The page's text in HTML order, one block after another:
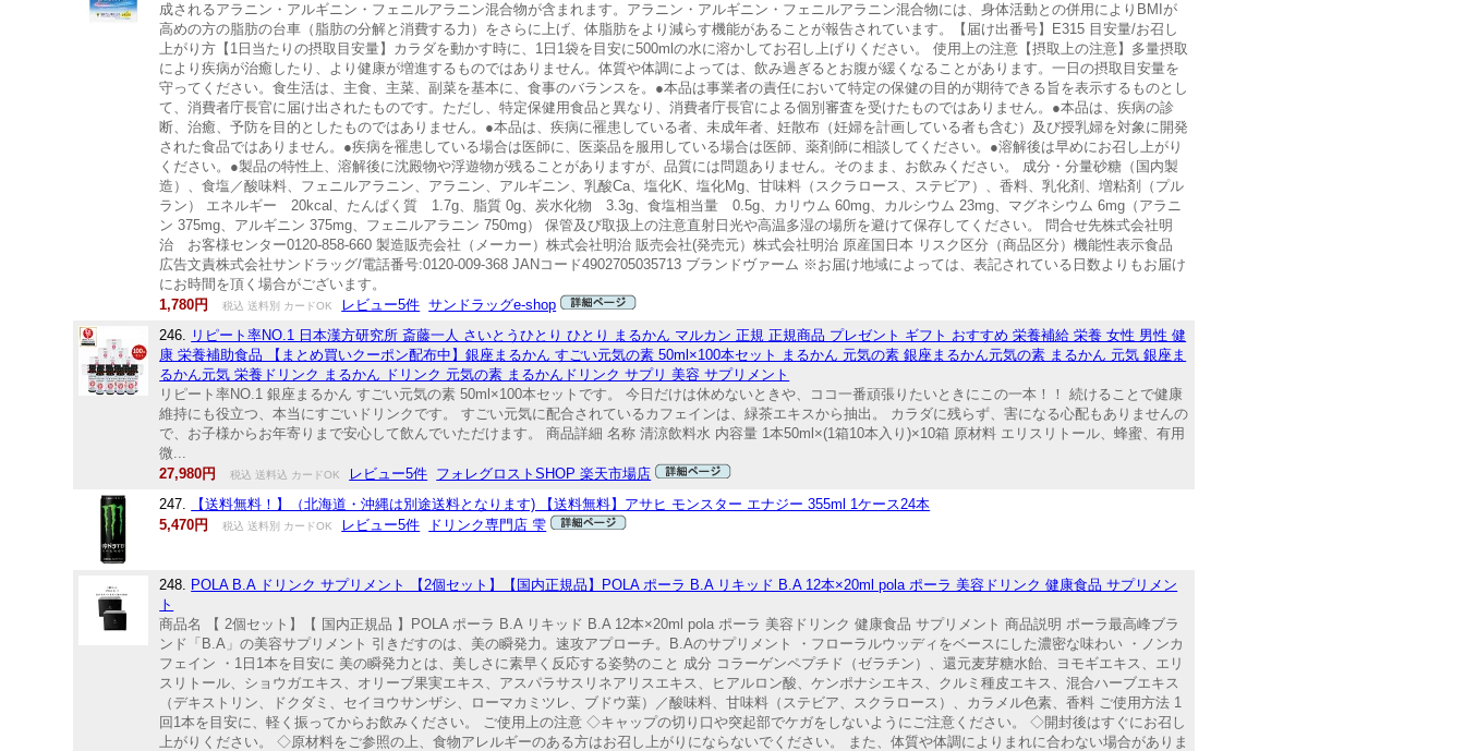
成されるアラニン・アルギニン・フェニルアラニン混合物が含まれます。アラニン・アルギニン・フェニルアラニン混合物には、身体活動との併用によりBMIが
高めの方の脂肪の台車（脂肪の分解と消費する力）をさらに上げ、体脂肪をより減らす機能があることが報告されています。【届け出番号】E315 目安量/お召し
上がり方【1日当たりの摂取目安量】カラダを動かす時に、1日1袋を目安に500mlの水に溶かしてお召し上げりください。 使用上の注意【摂取上の注意】多量摂取
により疾病が治癒したり、より健康が増進するものではありません。体質や体調によっては、飲み過ぎるとお腹が緩くなることがあります。一日の摂取目安量を
守ってください。食生活は、主食、主菜、副菜を基本に、食事のバランスを。●本品は事業者の責任において特定の保健の目的が期待できる旨を表示するものとし
て、消費者庁長官に届け出されたものです。ただし、特定保健用食品と異なり、消費者庁長官による個別審査を受けたものではありません。●本品は、疾病の診
断、治癒、予防を目的としたものではありません。●本品は、疾病に罹患している者、未成年者、妊散布（妊婦を計画している者も含む）及び授乳婦を対象に開発
された食品ではありません。●疾病を罹患している場合は医師に、医薬品を服用している場合は医師、薬剤師に相談してください。●溶解後は早めにお召し上がり
ください。●製品の特性上、溶解後に沈殿物や浮遊物が残ることがありますが、品質には問題ありません。そのまま、お飲みください。 成分・分量砂糖（国内製
造）、食塩／酸味料、フェニルアラニン、アラニン、アルギニン、乳酸Ca、塩化K、塩化Mg、甘味料（スクラロース、ステビア）、香料、乳化剤、増粘剤（プル
ラン） エネルギー 20kcal、たんぱく質 1.7g、脂質 0g、炭水化物 3.3g、食塩相当量 0.5g、カリウム 60mg、カルシウム 23mg、マグネシウム 6mg（アラニ
ン 375mg、アルギニン 375mg、フェニルアラニン 750mg） 保管及び取扱上の注意直射日光や高温多湿の場所を避けて保存してください。 問合せ先株式会社明
治 お客様センター0120‐858‐660 製造販売会社（メーカー）株式会社明治 販売会社(発売元）株式会社明治 原産国日本 リスク区分（商品区分）機能性表示食品
広告文責株式会社サンドラッグ/電話番号:0120‐009‐368 JANコード4902705035713 ブランドヴァーム ※お届け地域によっては、表記されている日数よりもお届け
にお時間を頂く場合がございます。
1,780円
税込 送料別 カードOK レビュー5件 サンドラッグe-shop
246. リピート率NO.1 日本漢方研究所 斎藤一人 さいとうひとり ひとり まるかん マルカン 正規 正規商品 プレゼント ギフト おすすめ 栄養補給 栄養 女性 男性 健
康 栄養補助食品 【まとめ買いクーポン配布中】銀座まるかん すごい元気の素 50ml×100本セット まるかん 元気の素 銀座まるかん元気の素 まるかん 元気 銀座ま
るかん元気 栄養ドリンク まるかん ドリンク 元気の素 まるかんドリンク サプリ 美容 サプリメント
リピート率NO.1 銀座まるかん すごい元気の素 50ml×100本セットです。 今日だけは休めないときや、ココ一番頑張りたいときにこの一本！！ 続けることで健康
維持にも役立つ、本当にすごいドリンクです。 すごい元気に配合されているカフェインは、緑茶エキスから抽出。 カラダに残らず、害になる心配もありませんの
で、お子様からお年寄りまで安心して飲んでいただけます。 商品詳細 名称 清涼飲料水 内容量 1本50ml×(1箱10本入り)×10箱 原材料 エリスリトール、蜂蜜、有用
微...
27,980円
税込 送料込 カードOK レビュー5件 フォレグロストSHOP 楽天市場店
247.
【送料無料！】（北海道・沖縄は別途送料となります) 【送料無料】アサヒ モンスター エナジー 355ml 1ケース24本
5,470円
税込 送料別 カードOK レビュー5件 ドリンク専門店 雫
248. POLA B.A ドリンク サプリメント 【2個セット】【国内正規品】POLA ポーラ B.A リキッド B.A 12本×20ml pola ポーラ 美容ドリンク 健康食品 サプリメン
ト
商品名 【 2個セット】【 国内正規品 】POLA ポーラ B.A リキッド B.A 12本×20ml pola ポーラ 美容ドリンク 健康食品 サプリメント 商品説明 ポーラ最高峰ブラ
ンド「B.A」の美容サプリメント 引きだすのは、美の瞬発力。速攻アプローチ。B.Aのサプリメント ・フローラルウッディをベースにした濃密な味わい ・ノンカ
フェイン ・1日1本を目安に 美の瞬発力とは、美しさに素早く反応する姿勢のこと 成分 コラーゲンペプチド（ゼラチン）、還元麦芽糖水飴、ヨモギエキス、エリ
スリトール、ショウガエキス、オリーブ果実エキス、アスパラサスリネアリスエキス、ヒアルロン酸、ケンポナシエキス、クルミ種皮エキス、混合ハーブエキス
（デキストリン、ドクダミ、セイヨウサンザシ、ローマカミツレ、ブドウ葉）／酸味料、甘味料（ステビア、スクラロース）、カラメル色素、香料 ご使用方法 1
回1本を目安に、軽く振ってからお飲みください。 ご使用上の注意 ◇キャップの切り口や突起部でケガをしないようにご注意ください。 ◇開封後はすぐにお召し
上がりください。 ◇原材料をご参照の上、食物アレルギーのある方はお召し上がりにならないでください。 また、体質や体調によりまれに合わない場合がありま